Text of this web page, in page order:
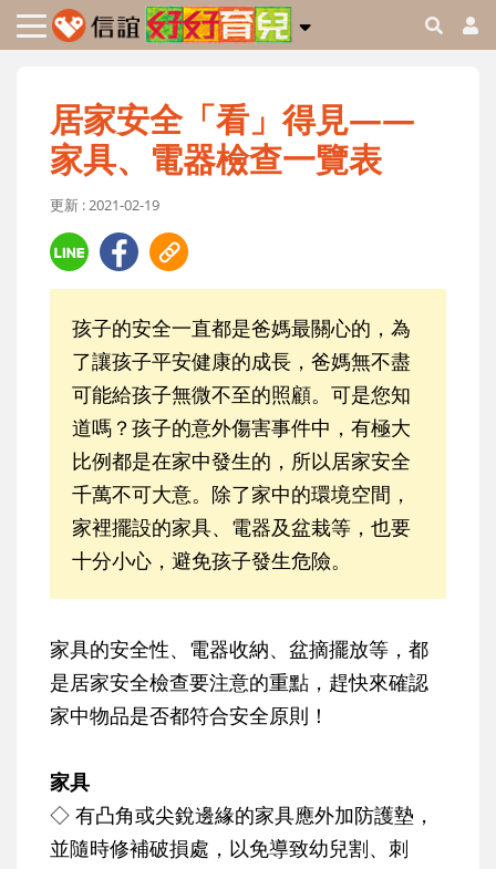
居家安全「看」得見——
家具、電器檢查一覽表
更新 : 2021-02-19
孩子的安全一直都是爸媽最關心的，為
了讓孩子平安健康的成長，爸媽無不盡
可能給孩子無微不至的照顧。可是您知
道嗎？孩子的意外傷害事件中，有極大
比例都是在家中發生的，所以居家安全
千萬不可大意。除了家中的環境空間，
家裡擺設的家具、電器及盆栽等，也要
十分小心，避免孩子發生危險。
家具的安全性、電器收納、盆摘擺放等，都
是居家安全檢查要注意的重點，趕快來確認
家中物品是否都符合安全原則！
家具
◇ 有凸角或尖銳邊緣的家具應外加防護墊，
並隨時修補破損處，以免導致幼兒割、刺